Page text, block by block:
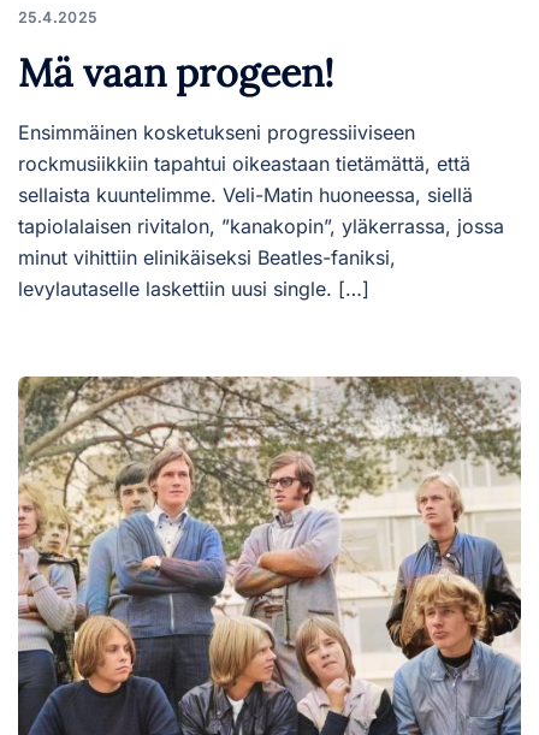
25.4.2025
Mä vaan progeen!
Ensimmäinen kosketukseni progressiiviseen
rockmusiikkiin tapahtui oikeastaan tietämättä, että
sellaista kuuntelimme. Veli-Matin huoneessa, siellä
tapiolalaisen rivitalon, ”kanakopin”, yläkerrassa, jossa
minut vihittiin elinikäiseksi Beatles-faniksi,
levylautaselle laskettiin uusi single. […]